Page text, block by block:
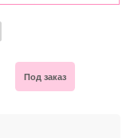
Под заказ